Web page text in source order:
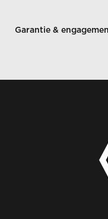
Garantie &